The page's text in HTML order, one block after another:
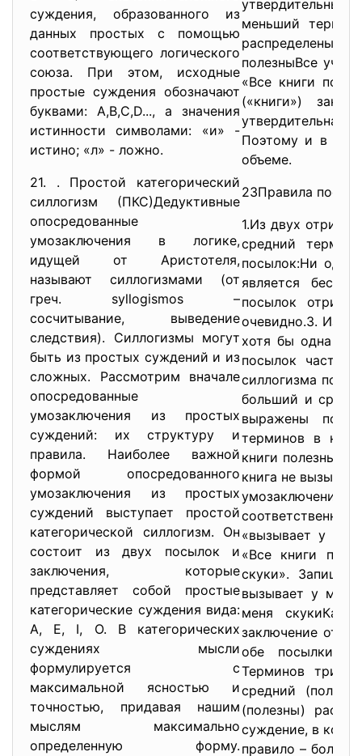
суждения, образованного из
данных простых с помощью
соответствующего логического
союза. При этом, исходные
простые суждения обозначают
буквами: А,В,С,D..., а значения
истинности символами: «и» -
истино; «л» - ложно.
21. . Простой категорический
силлогизм (ПКС)Дедуктивные
опосредованные
умозаключения в логике,
идущей от Аристотеля,
называют силлогизмами (от
греч. syllogismos –
сосчитывание, выведение
следствия). Силлогизмы могут
быть из простых суждений и из
сложных. Рассмотрим вначале
опосредованные
умозаключения из простых
суждений: их структуру и
правила. Наиболее важной
формой опосредованного
умозаключения из простых
суждений выступает простой
категорической силлогизм. Он
состоит из двух посылок и
заключения, которые
представляет собой простые
категорические суждения вида:
А, Е, I, О. В категорических
суждениях мысли
формулируется с
максимальной ясностью и
точностью, придавая нашим
мыслям максимально
определенную форму.
утвердительных
меньший
распределены и
полезныВсе
«Все книги
(«книги»)
утвердительная,
Поэтому и в
объеме.
23Правила
1.Из двух
средний
посылок:Ни один
является
посылок
очевидно.3. Из
хотя бы одна из
посылок
силлогизма по
больший и
выражены
терминов в
книги полезны, а
книга не
«вызывает у
«Все книги
скуки».
вызывает у
меня скукиКак
заключение
обе посылки
Терминов три:
средний
(полезны)
суждение, в
правило –